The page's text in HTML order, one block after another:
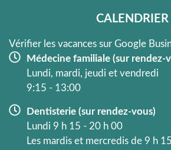
k
f
a
CALENDRIER
Vérifier les vacances sur Google
Médecine familiale (sur rendez-
Lundi, mardi, jeudi et vendredi
9:15 - 13:00
Dentisterie (sur rendez-vous)
Lundi 9 h 15 - 20 h 00
Les mardis et mercredis de 9 h